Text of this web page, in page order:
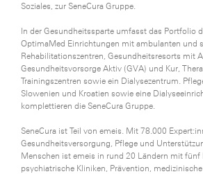
Soziales, zur SeneCura Gruppe.
In der Gesundheitssparte umfasst das Portfolio
OptimaMed Einrichtungen mit ambulanten und
Rehabilitationszentren, Gesundheitsresorts mit
Gesundheitsvorsorge Aktiv (GVA) und Kur,
Trainingszentren sowie ein Dialysezentrum.
Slowenien und Kroatien sowie eine
komplettieren die SeneCura Gruppe.
SeneCura ist Teil von emeis. Mit 78.000
Gesundheitsversorgung, Pflege und
Menschen ist emeis in rund 20 Ländern mit fünf
psychiatrische Kliniken, Prävention,